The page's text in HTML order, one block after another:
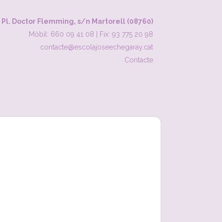
Pl. Doctor Flemming, s/n Martorell (08760)
Mòbil: 660 09 41 08
Fix: 93 775 20 98
contacte@escolajoseechegaray.cat
Contacte